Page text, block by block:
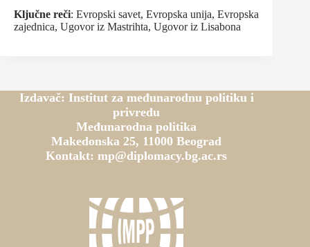
Ključne reči: Evropski savet, Evropska unija, Evropska
zajednica, Ugovor iz Mastrihta, Ugovor iz Lisabona
Izdavač: Institut za međunarodnu politiku i
privredu
Međunarodna politika
Makedonska 25, 11000 Beograd
Kontakt: mp@diplomacy.bg.ac.rs